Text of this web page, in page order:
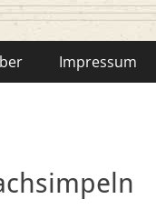
Impressum